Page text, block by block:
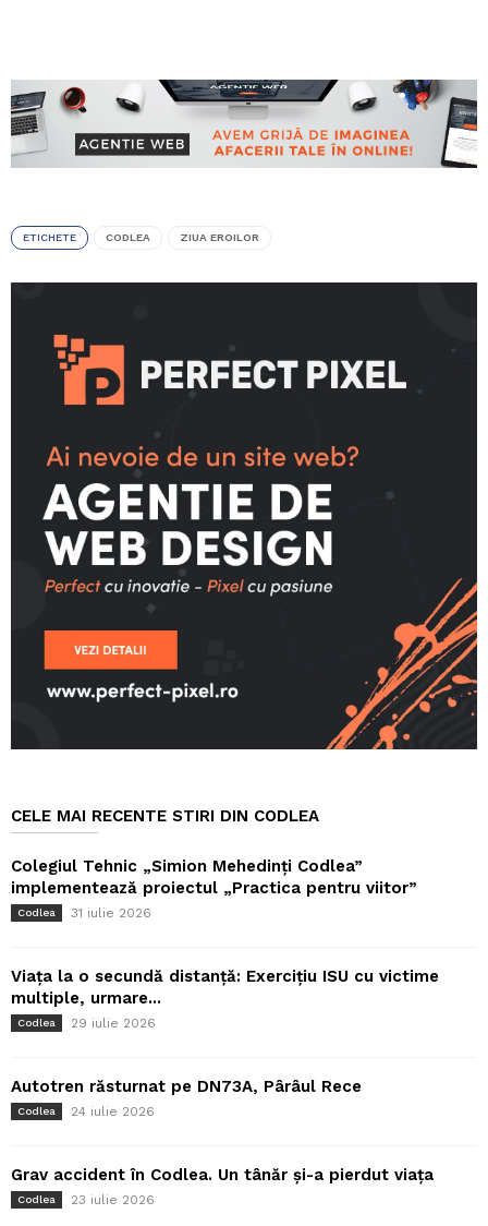
ETICHETE CODLEA ZIUA EROILOR
CELE MAI RECENTE STIRI DIN CODLEA
Colegiul Tehnic „Simion Mehedinți Codlea”
implementează proiectul „Practica pentru viitor”
Codlea 31 iulie 2026
Viața la o secundă distanță: Exercițiu ISU cu victime
multiple, urmare...
Codlea 29 iulie 2026
Autotren răsturnat pe DN73A, Pârâul Rece
Codlea 24 iulie 2026
Grav accident în Codlea. Un tânăr și-a pierdut viața
Codlea 23 iulie 2026